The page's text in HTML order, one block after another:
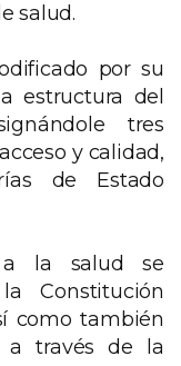
salud.
por su
estructura del
tres
y calidad,
de Estado
a la salud se
Constitución
como también
a través de la